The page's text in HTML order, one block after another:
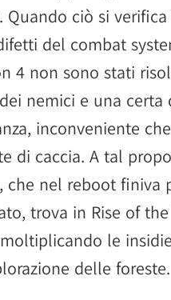
Quando ciò si
del combat
4 non sono stati
nemici e una
inconveniente
di caccia. A tal
nel reboot finiva
trova in Rise of
le
delle foreste.